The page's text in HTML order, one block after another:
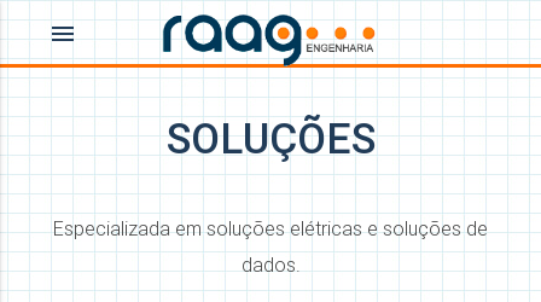
menu
SOLUÇÕES
Especializada em soluções elétricas e soluções de
dados.